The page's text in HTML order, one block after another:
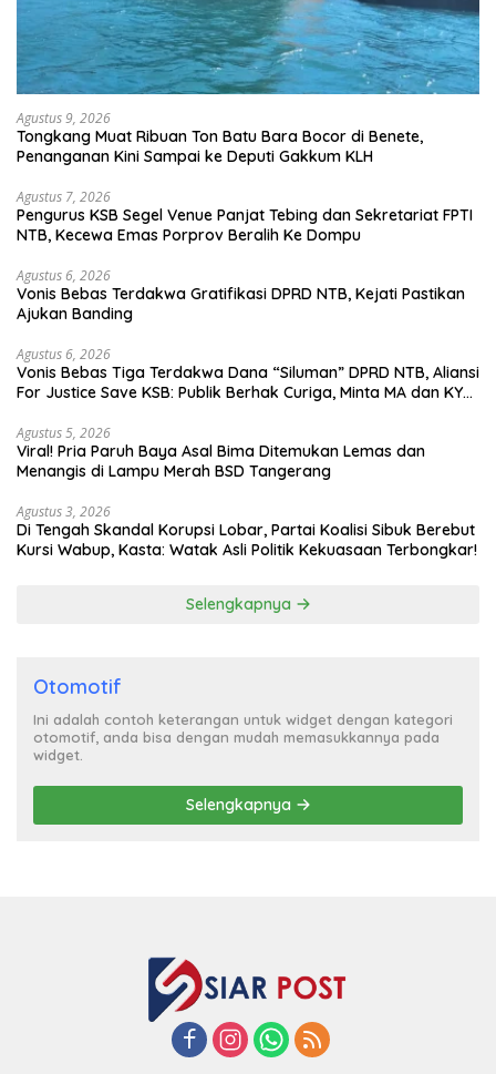
Agustus 9, 2026
Tongkang Muat Ribuan Ton Batu Bara Bocor di Benete,
Penanganan Kini Sampai ke Deputi Gakkum KLH
Agustus 7, 2026
Pengurus KSB Segel Venue Panjat Tebing dan Sekretariat FPTI
NTB, Kecewa Emas Porprov Beralih Ke Dompu
Agustus 6, 2026
Vonis Bebas Terdakwa Gratifikasi DPRD NTB, Kejati Pastikan
Ajukan Banding
Agustus 6, 2026
Vonis Bebas Tiga Terdakwa Dana “Siluman” DPRD NTB, Aliansi
For Justice Save KSB: Publik Berhak Curiga, Minta MA dan KY
Agustus 5, 2026
Viral! Pria Paruh Baya Asal Bima Ditemukan Lemas dan
Menangis di Lampu Merah BSD Tangerang
Agustus 3, 2026
Di Tengah Skandal Korupsi Lobar, Partai Koalisi Sibuk Berebut
Kursi Wabup, Kasta: Watak Asli Politik Kekuasaan Terbongkar!
Selengkapnya
Otomotif
Ini adalah contoh keterangan untuk widget dengan kategori
otomotif, anda bisa dengan mudah memasukkannya pada
widget.
Selengkapnya